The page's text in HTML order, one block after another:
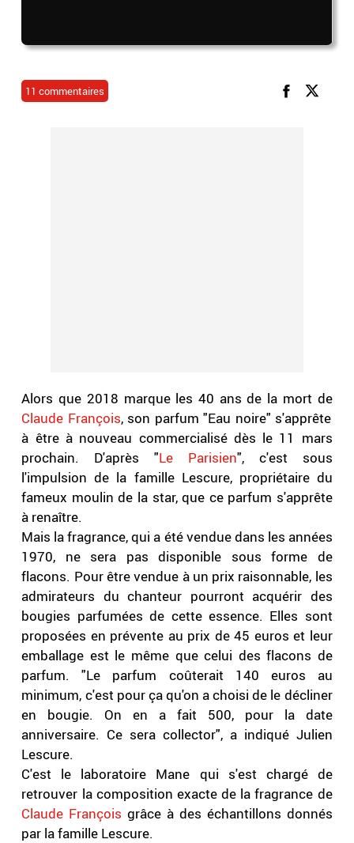
11 commentaires
Alors que 2018 marque les 40 ans de la mort de
Claude François, son parfum "Eau noire" s'apprête
à être à nouveau commercialisé dès le 11 mars
prochain. D'après "Le Parisien", c'est sous
l'impulsion de la famille Lescure, propriétaire du
fameux moulin de la star, que ce parfum s'apprête
à renaître.
Mais la fragrance, qui a été vendue dans les années
1970, ne sera pas disponible sous forme de
flacons. Pour être vendue à un prix raisonnable, les
admirateurs du chanteur pourront acquérir des
bougies parfumées de cette essence. Elles sont
proposées en prévente au prix de 45 euros et leur
emballage est le même que celui des flacons de
parfum. "Le parfum coûterait 140 euros au
minimum, c'est pour ça qu'on a choisi de le décliner
en bougie. On en a fait 500, pour la date
anniversaire. Ce sera collector", a indiqué Julien
Lescure.
C'est le laboratoire Mane qui s'est chargé de
retrouver la composition exacte de la fragrance de
Claude François grâce à des échantillons donnés
par la famille Lescure.